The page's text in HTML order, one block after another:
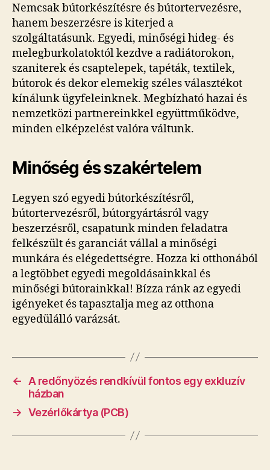
Nemcsak bútorkészítésre és bútortervezésre,
hanem beszerzésre is kiterjed a
szolgáltatásunk. Egyedi, minőségi hideg- és
melegburkolatoktól kezdve a radiátorokon,
szaniterek és csaptelepek, tapéták, textilek,
bútorok és dekor elemekig széles választékot
kínálunk ügyfeleinknek. Megbízható hazai és
nemzetközi partnereinkkel együttműködve,
minden elképzelést valóra váltunk.
Minőség és szakértelem
Legyen szó egyedi bútorkészítésről,
bútortervezésről, bútorgyártásról vagy
beszerzésről, csapatunk minden feladatra
felkészült és garanciát vállal a minőségi
munkára és elégedettségre. Hozza ki otthonából
a legtöbbet egyedi megoldásainkkal és
minőségi bútorainkkal! Bízza ránk az egyedi
igényeket és tapasztalja meg az otthona
egyedülálló varázsát.
←
A redőnyözés rendkívül fontos egy exkluzív
házban
→ Vezérlőkártya (PCB)